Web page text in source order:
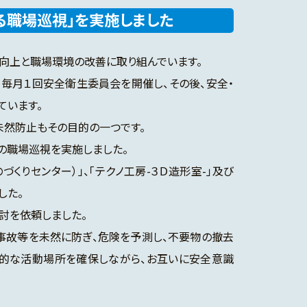
場巡視」を実施しました
と職場環境の改善に取り組んでいます。
１回安全衛生委員会を開催し、その後、安全・
ます。
止もその目的の一つです。
場巡視を実施しました。
りセンター）」、「テクノ工房-３Ｄ造形室-」及び
。
依頼しました。
等を未然に防ぎ、危険を予測し、不要物の撤去
な活動場所を確保しながら、お互いに安全意識